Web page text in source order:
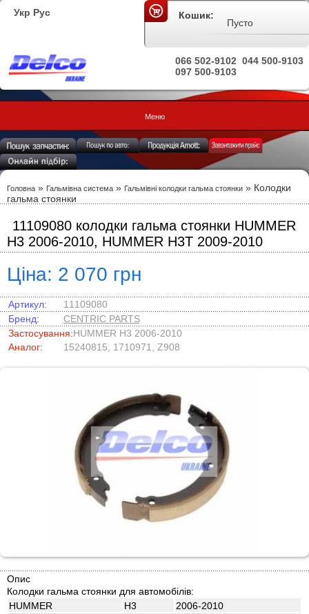
Укр Рус
044 500-9103
066 502-9102
097 500-9103
Кошик:
Пусто
Меню
Головна » Гальмівна система » Гальмівні колодки гальма стоянки » Колодки
гальма стоянки
11109080 колодки гальма стоянки HUMMER
H3 2006-2010, HUMMER H3T 2009-2010
Ціна: 2 070 грн
Артикул:
11109080
Бренд:
CENTRIC PARTS
Застосування:HUMMER H3 2006-2010
Аналог:
15240815, 1710971, Z908
Опис
Колодки гальма стоянки для автомобілів:
HUMMER
H3
2006-2010